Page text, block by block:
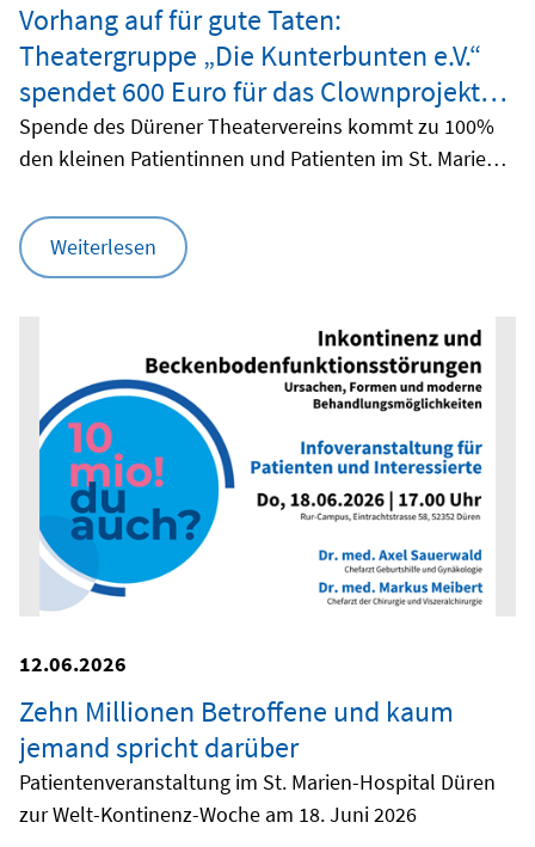
Vorhang auf für gute Taten:
Theatergruppe „Die Kunterbunten e.V.“
spendet 600 Euro für das Clownprojekt
der Kinderklinik
Spende des Dürener Theatervereins kommt zu 100%
den kleinen Patientinnen und Patienten im St. Marien-
Weiterlesen
12.06.2026
Zehn Millionen Betroffene und kaum
jemand spricht darüber
Patientenveranstaltung im St. Marien-Hospital Düren
zur Welt-Kontinenz-Woche am 18. Juni 2026